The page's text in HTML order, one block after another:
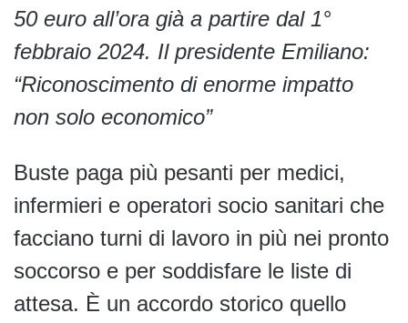
50 euro all’ora già a partire dal 1°
febbraio 2024. Il presidente Emiliano:
“Riconoscimento di enorme impatto
non solo economico”
Buste paga più pesanti per medici,
infermieri e operatori socio sanitari che
facciano turni di lavoro in più nei pronto
soccorso e per soddisfare le liste di
attesa. È un accordo storico quello